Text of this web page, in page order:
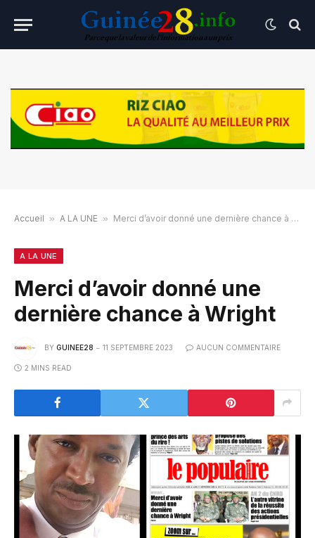
Accueil » A LA UNE » Merci d’avoir donné une dernière chance à Wright
A LA UNE
Merci d’avoir donné une
dernière chance à Wright
BY GUINEE28 11 SEPTEMBRE 2023 AUCUN COMMENTAIRE
2 MINS READ